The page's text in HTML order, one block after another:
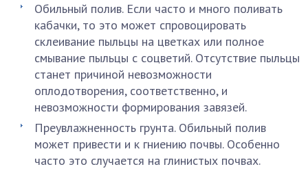
Обильный полив. Если часто и много поливать
кабачки, то это может спровоцировать
склеивание пыльцы на цветках или полное
смывание пыльцы с соцветий. Отсутствие пыльцы
станет причиной невозможности
оплодотворения, соответственно, и
невозможности формирования завязей.
Преувлажненность грунта. Обильный полив
может привести и к гниению почвы. Особенно
часто это случается на глинистых почвах.